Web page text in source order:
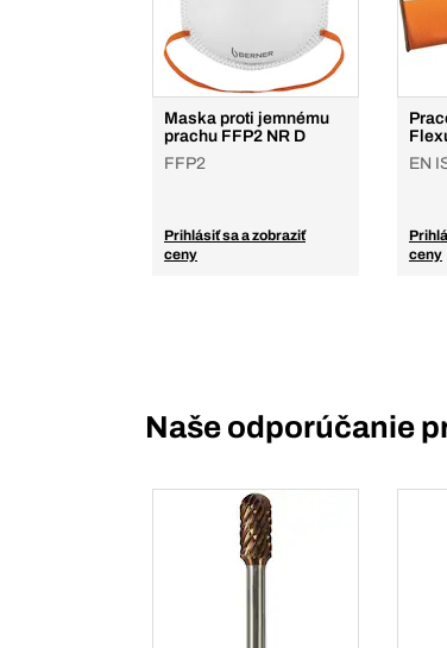
Maska proti jemnému
prachu FFP2 NR D
FFP2
Prihlásiť sa a zobraziť
ceny
EN
ceny
Naše odporúčanie